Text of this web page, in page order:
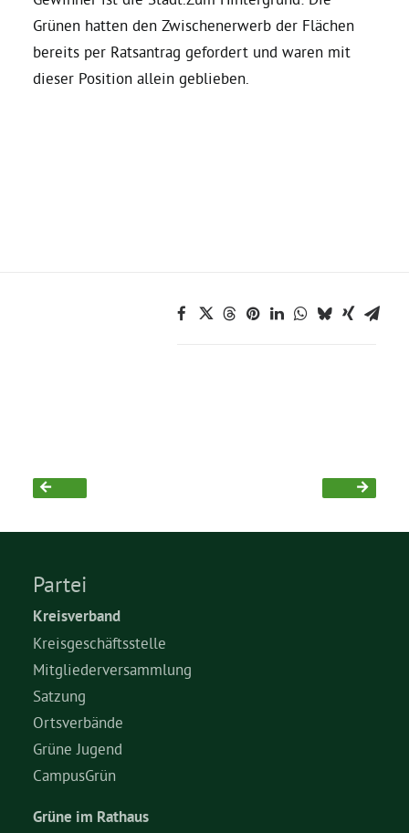
Grüne Jugend
Grünen hatten den Zwischenerwerb der Flächen
bereits per Ratsantrag gefordert und waren mit
dieser Position allein geblieben.
Partei
Kreisverband
Kreisgeschäftsstelle
Mitgliederversammlung
Satzung
Ortsverbände
Grüne Jugend
CampusGrün
Grüne im Rathaus